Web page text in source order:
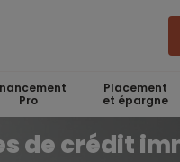
Pro
Placement
et épargne
de crédit